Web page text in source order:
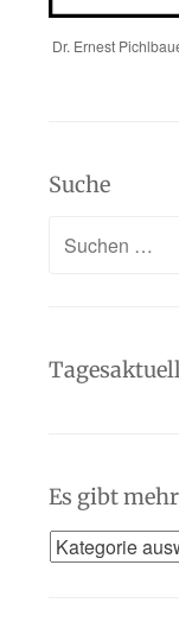
Dr. Ernest
Suche
Suchen
Es gibt
Es